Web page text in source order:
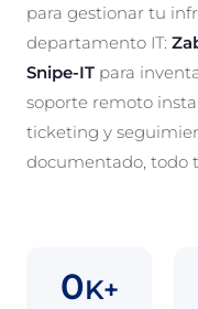
para gestionar tu
departamento IT:
Snipe-IT para
soporte remoto
ticketing y
documentado, todo
0K+